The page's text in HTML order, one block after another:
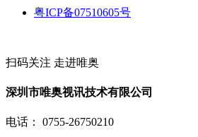
粤ICP备07510605号
扫码关注 走进唯奥
深圳市唯奥视讯技术有限公司
电话： 0755-26750210